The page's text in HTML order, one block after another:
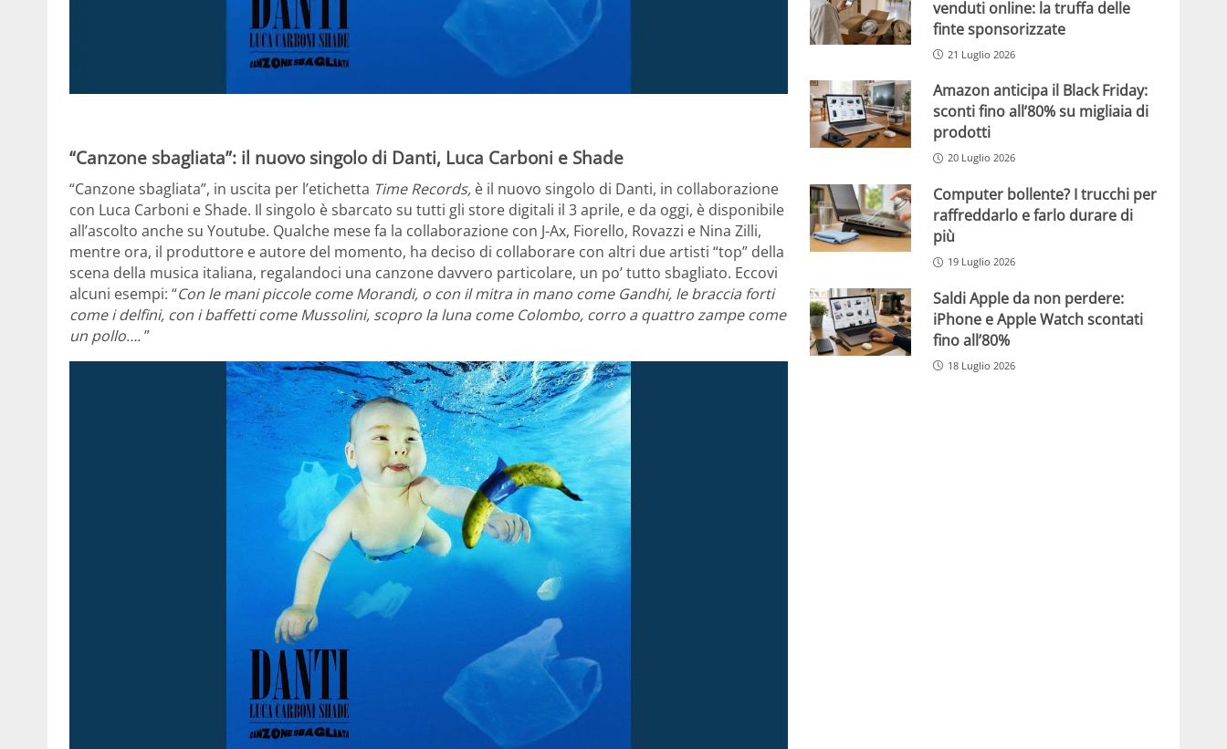
“Canzone sbagliata”: il nuovo singolo di Danti, Luca Carboni e Shade
“Canzone sbagliata”, in uscita per l’etichetta Time Records, è il nuovo singolo di Danti, in collaborazione
con Luca Carboni e Shade. Il singolo è sbarcato su tutti gli store digitali il 3 aprile, e da oggi, è disponibile
all’ascolto anche su Youtube. Qualche mese fa la collaborazione con J-Ax, Fiorello, Rovazzi e Nina Zilli,
mentre ora, il produttore e autore del momento, ha deciso di collaborare con altri due artisti “top” della
scena della musica italiana, regalandoci una canzone davvero particolare, un po’ tutto sbagliato. Eccovi
alcuni esempi: “Con le mani piccole come Morandi, o con il mitra in mano come Gandhi, le braccia forti
come i delfini, con i baffetti come Mussolini, scopro la luna come Colombo, corro a quattro zampe come
un pollo….”
venduti online: la truffa delle
finte sponsorizzate
21 Luglio 2026
Amazon anticipa il Black Friday:
sconti fino all’80% su migliaia di
prodotti
20 Luglio 2026
Computer bollente? I trucchi per
raffreddarlo e farlo durare di
più
19 Luglio 2026
Saldi Apple da non perdere:
iPhone e Apple Watch scontati
fino all’80%
18 Luglio 2026